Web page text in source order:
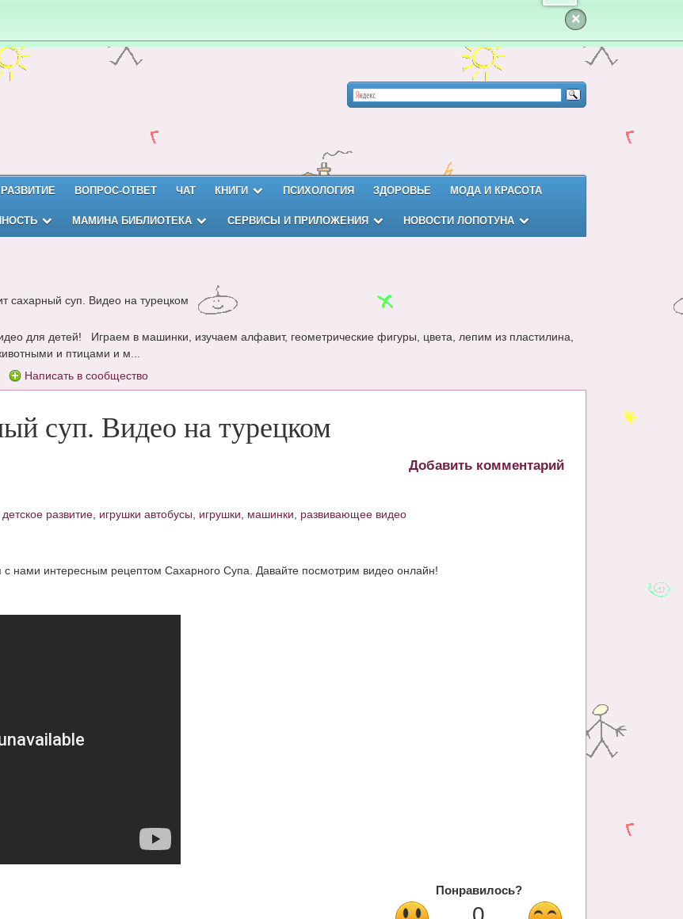
×
РАЗВИТИЕ ВОПРОС-ОТВЕТ ЧАТ КНИГИ ПСИХОЛОГИЯ ЗДОРОВЬЕ МОДА И КРАСОТА
МАМИНА БИБЛИОТЕКА СЕРВИСЫ И ПРИЛОЖЕНИЯ НОВОСТИ ЛОПОТУНА
сахарный суп. Видео на турецком
для детей! Играем в машинки, изучаем алфавит, геометрические фигуры, цвета, лепим из пластилина,
и птицами и м...
Написать в сообщество
суп. Видео на турецком
Добавить комментарий
детское развитие игрушки автобусы игрушки машинки развивающее видео
с нами интересным рецептом Сахарного Супа. Давайте посмотрим видео онлайн!
Понравилось?